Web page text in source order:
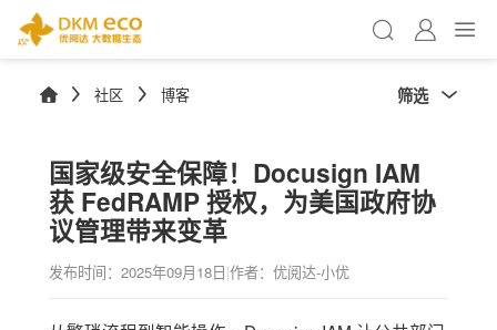
社区 博客 筛选
国家级安全保障！Docusign IAM
获 FedRAMP 授权，为美国政府协
议管理带来变革
发布时间： 2025年09月18日|作者：优阅达-小优